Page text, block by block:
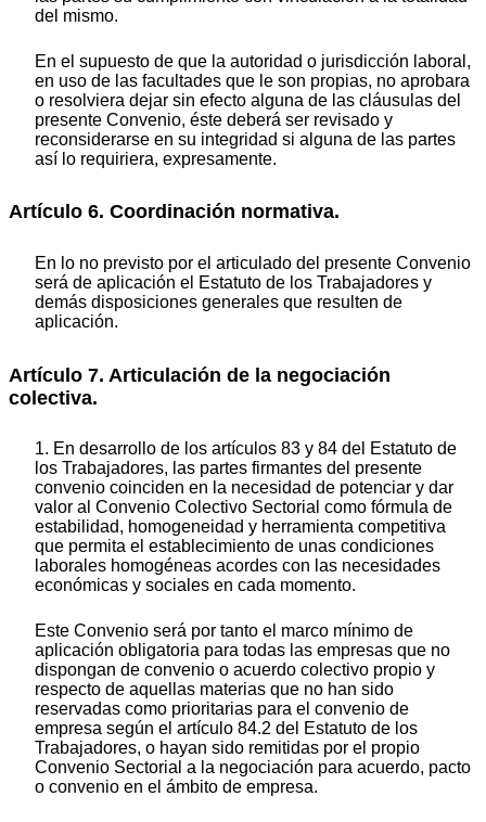
del mismo.
En el supuesto de que la autoridad o jurisdicción laboral,
en uso de las facultades que le son propias, no aprobara
o resolviera dejar sin efecto alguna de las cláusulas del
presente Convenio, éste deberá ser revisado y
reconsiderarse en su integridad si alguna de las partes
así lo requiriera, expresamente.
Artículo 6. Coordinación normativa.
En lo no previsto por el articulado del presente Convenio
será de aplicación el Estatuto de los Trabajadores y
demás disposiciones generales que resulten de
aplicación.
Artículo 7. Articulación de la negociación
colectiva.
1. En desarrollo de los artículos 83 y 84 del Estatuto de
los Trabajadores, las partes firmantes del presente
convenio coinciden en la necesidad de potenciar y dar
valor al Convenio Colectivo Sectorial como fórmula de
estabilidad, homogeneidad y herramienta competitiva
que permita el establecimiento de unas condiciones
laborales homogéneas acordes con las necesidades
económicas y sociales en cada momento.
Este Convenio será por tanto el marco mínimo de
aplicación obligatoria para todas las empresas que no
dispongan de convenio o acuerdo colectivo propio y
respecto de aquellas materias que no han sido
reservadas como prioritarias para el convenio de
empresa según el artículo 84.2 del Estatuto de los
Trabajadores, o hayan sido remitidas por el propio
Convenio Sectorial a la negociación para acuerdo, pacto
o convenio en el ámbito de empresa.